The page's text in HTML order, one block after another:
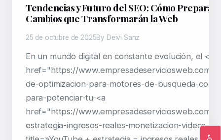
Tendencias y Futuro del SEO: Cómo
Cambios que Transformarán la Web
25 de octubre de 2025By Deivi Sanz
En un mundo digital en constante evolución, el <a
href="https://www.empresadeserviciosweb.com/
de-optimizacion-para-motores-de-busqueda-
para-potenciar-tu-<a
href="https://www.empresadeserviciosweb.com/
estrategia-ingresos-reales-monetizacion-videos-